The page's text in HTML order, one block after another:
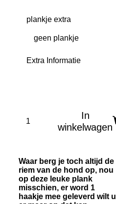
plankje extra
Extra Informatie
In
winkelwagen
Waar berg je toch altijd de
riem van de hond op, nou
op deze leuke plank
misschien, er word 1
haakje mee geleverd wilt u